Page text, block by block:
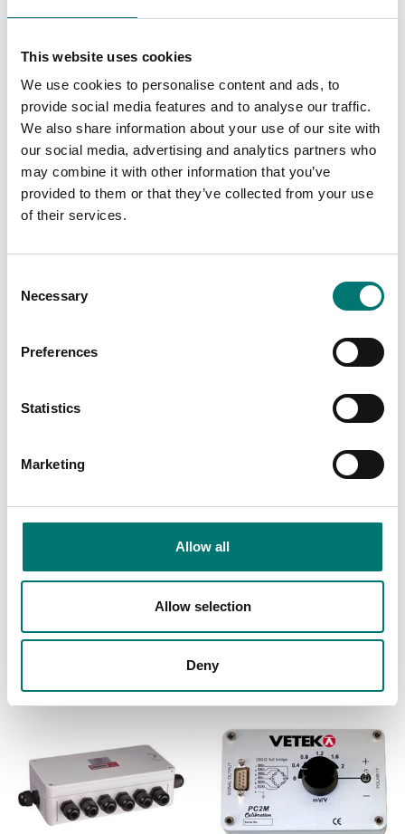
This website uses cookies
We use cookies to personalise content and ads, to
provide social media features and to analyse our traffic.
We also share information about your use of our site with
our social media, advertising and analytics partners who
may combine it with other information that you’ve
provided to them or that they’ve collected from your use
of their services.
Selection
Necessary
Preferences
Statistics
Marketing
Allow all
Allow selection
Deny
Lastceller
Kopplingsbox IP67 för
5-10st lastceller ABS
plast
Lastceller
Kopplingsbox IP68 i
lastceller
2 190 kr
Lastceller
lastceller
Artikelnr: PT100SB-6
2 690 kr